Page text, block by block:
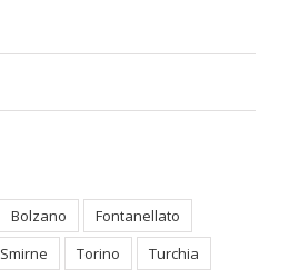
Bolzano
Fontanellato
Smirne Torino
Turchia